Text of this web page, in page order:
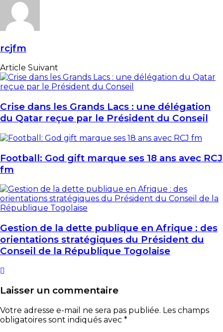
rcjfm
Article Suivant
Crise dans les Grands Lacs : une délégation
du Qatar reçue par le Président du Conseil
Football: God gift marque ses 18 ans avec RCJ
fm
Gestion de la dette publique en Afrique : des
orientations stratégiques du Président du
Conseil de la République Togolaise
Laisser un commentaire
Votre adresse e-mail ne sera pas publiée. Les champs
obligatoires sont indiqués avec *